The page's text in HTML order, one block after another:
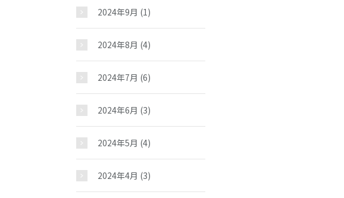
2024年9月 (1)
2024年8月 (4)
2024年7月 (6)
2024年6月 (3)
2024年5月 (4)
2024年4月 (3)